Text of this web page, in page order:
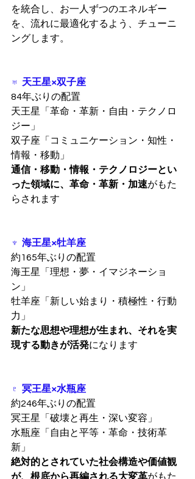
を統合し、お一人ずつのエネルギー
を、流れに最適化するよう、チューニ
ングします。
♅  天王星×双子座
84年ぶりの配置
天王星「革命・革新・自由・テクノロ
ジー」
双子座「コミュニケーション・知性・
情報・移動」
通信・移動・情報・テクノロジーとい
った領域に、革命・革新・加速がもた
らされます
♆  海王星×牡羊座
約165年ぶりの配置
海王星「理想・夢・イマジネーショ
ン」
牡羊座「新しい始まり・積極性・行動
力」
新たな思想や理想が生まれ、それを実
現する動きが活発になります
♇  冥王星×水瓶座
約246年ぶりの配置
冥王星「破壊と再生・深い変容」
水瓶座「自由と平等・革命・技術革
新」
絶対的とされていた社会構造や価値観
が、根底から再編される大変革がもた